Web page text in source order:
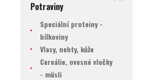
Potraviny
Speciální proteiny -
bílkoviny
Vlasy, nehty, kůže
Cereálie, ovesné vločky
- müsli